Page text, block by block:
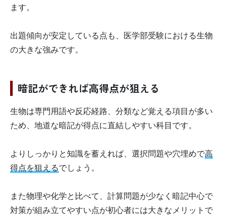
ます。
出題傾向が安定している点も、医学部受験における生物
の大きな強みです。
暗記ができれば高得点が狙える
生物は専門用語や反応経路、分類など覚える項目が多い
ため、地道な暗記が得点に直結しやすい科目です。
よりしっかりと知識を蓄えれば、選択問題や穴埋めで高
得点を狙えるでしょう。
また物理や化学と比べて、計算問題が少なく暗記中心で
対策が組み立てやすい点が初心者には大きなメリットで